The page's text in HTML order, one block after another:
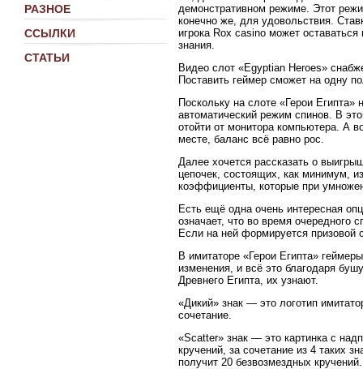
РАЗНОЕ
ССЫЛКИ
СТАТЬИ
демонстративном режиме. Этот
конечно же, для удовольствия.
игрока Rox casino может
знания.
Видео слот «Egyptian Heroes»
Поставить геймер сможет на одну
Поскольку на слоте «Герои
автоматический режим спинов. В
отойти от монитора компьютера. А
месте, баланс всё равно рос.
Далее хочется рассказать о
цепочек, состоящих, как минимум,
коэффициенты, которые при
Есть ещё одна очень интересная
означает, что во время очередного
Если на ней формируется призовой
В имитаторе «Герои Египта»
изменения, и всё это благодаря
Древнего Египта, их узнают.
«Дикий» знак — это логотип
сочетание.
«Scatter» знак — это картинка с
кручений, за сочетание из 4 таких
получит 20 безвозмездных кручений.